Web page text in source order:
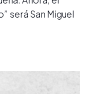
será San Miguel